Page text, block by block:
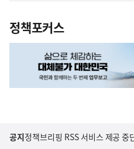
정책포커스
공지정책브리핑 RSS 서비스 제공 중